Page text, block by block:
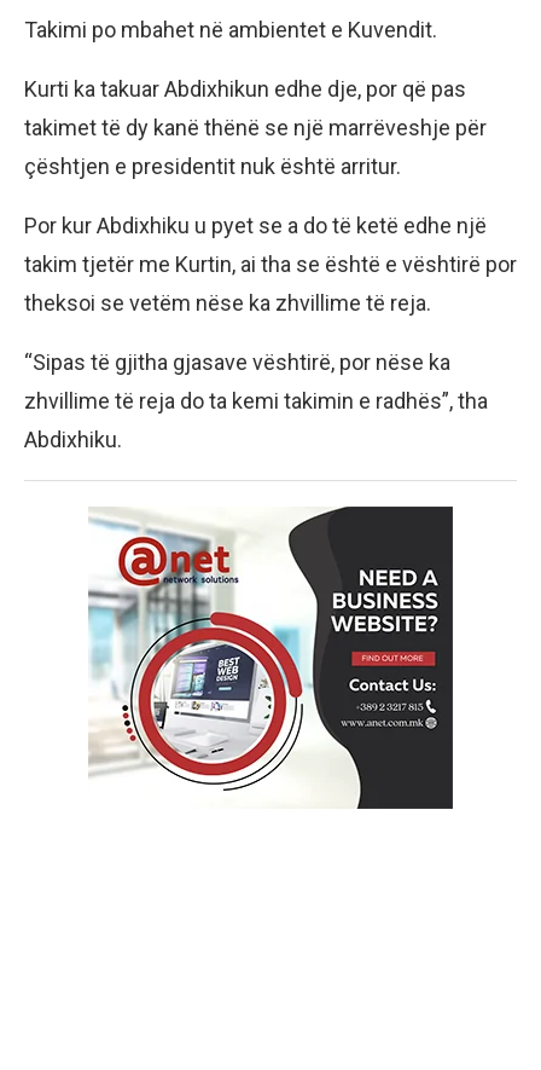
Takimi po mbahet në ambientet e Kuvendit.
Kurti ka takuar Abdixhikun edhe dje, por që pas
takimet të dy kanë thënë se një marrëveshje për
çështjen e presidentit nuk është arritur.
Por kur Abdixhiku u pyet se a do të ketë edhe një
takim tjetër me Kurtin, ai tha se është e vështirë por
theksoi se vetëm nëse ka zhvillime të reja.
“Sipas të gjitha gjasave vështirë, por nëse ka
zhvillime të reja do ta kemi takimin e radhës”, tha
Abdixhiku.